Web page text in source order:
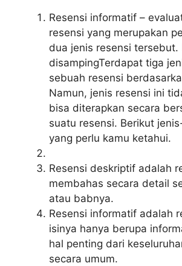
Resensi informatif –
resensi yang merupakan
dua jenis resensi tersebut.
disampingTerdapat tiga
sebuah resensi
Namun, jenis resensi ini
bisa diterapkan secara
suatu resensi. Berikut
yang perlu kamu ketahui.
Resensi deskriptif adalah
membahas secara detail
atau babnya.
Resensi informatif adalah
isinya hanya berupa
hal penting dari
secara umum.